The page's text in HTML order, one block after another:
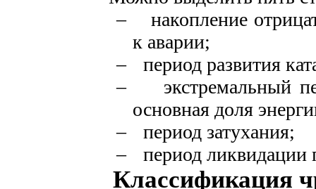
–
накопление
к аварии;
–
период развития
–
экстремальный
основная доля
–
период затухания;
–
период ликвидации
Классификация